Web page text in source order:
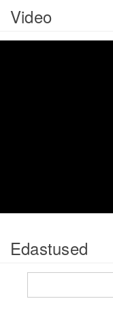
Video
Edastused